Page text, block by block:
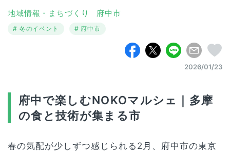
地域情報・まちづくり 府中市
冬のイベント 府中市
2026/01/23
府中で楽しむNOKOマルシェ｜多摩
の食と技術が集まる市
春の気配が少しずつ感じられる2月、府中市の東京